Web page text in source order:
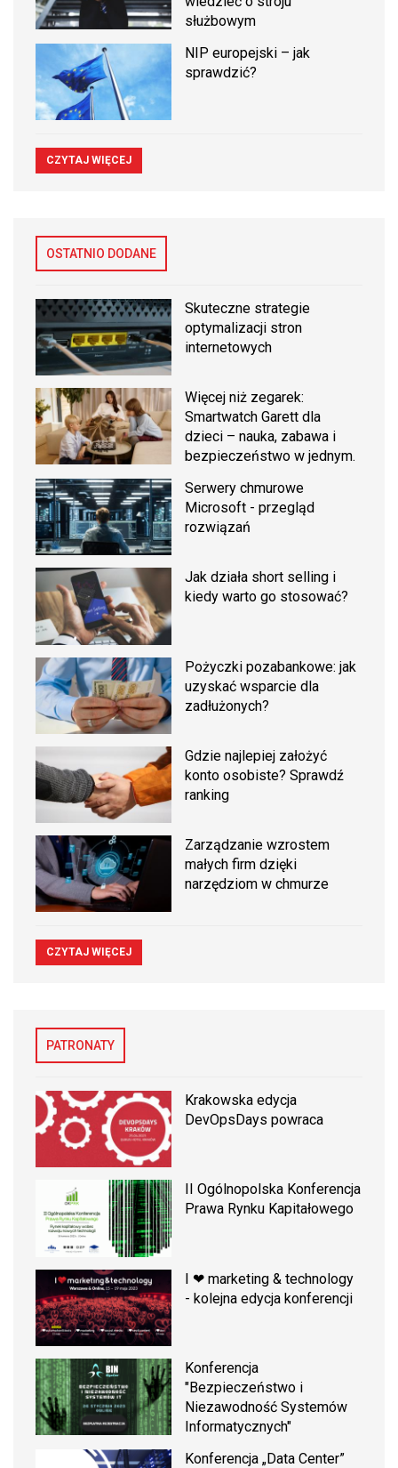
służbowym
NIP europejski – jak
sprawdzić?
CZYTAJ WIĘCEJ
OSTATNIO DODANE
Skuteczne strategie
optymalizacji stron
internetowych
Więcej niż zegarek:
Smartwatch Garett dla
dzieci – nauka, zabawa i
bezpieczeństwo w jednym.
Serwery chmurowe
Microsoft - przegląd
rozwiązań
Jak działa short selling i
kiedy warto go stosować?
Pożyczki pozabankowe: jak
uzyskać wsparcie dla
zadłużonych?
Gdzie najlepiej założyć
konto osobiste? Sprawdź
ranking
Zarządzanie wzrostem
małych firm dzięki
narzędziom w chmurze
CZYTAJ WIĘCEJ
PATRONATY
Krakowska edycja
DevOpsDays powraca
II Ogólnopolska Konferencja
Prawa Rynku Kapitałowego
I ❤ marketing & technology
- kolejna edycja konferencji
Konferencja
"Bezpieczeństwo i
Niezawodność Systemów
Informatycznych"
Konferencja „Data Center”